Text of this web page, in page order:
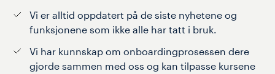
Vi er alltid oppdatert på de siste nyhetene og
funksjonene som ikke alle har tatt i bruk.
Vi har kunnskap om onboardingprosessen dere
gjorde sammen med oss og kan tilpasse kursene